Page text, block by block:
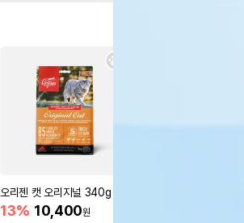
오리젠 캣 오리지널 340g
13% 10,400원